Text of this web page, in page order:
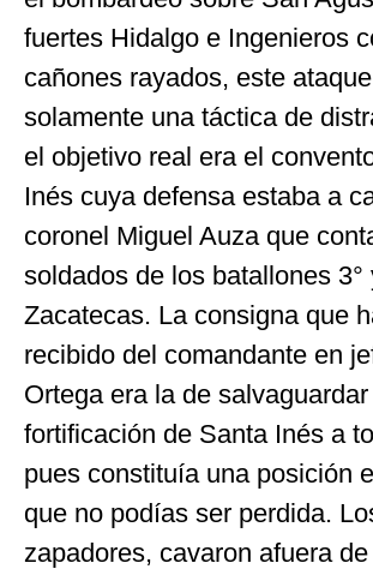
fuertes Hidalgo e Ingenieros
cañones rayados, este
solamente una táctica de
el objetivo real era el
Inés cuya defensa estaba a
coronel Miguel Auza que
soldados de los batallones 3°
Zacatecas. La consigna que
recibido del comandante en
Ortega era la de
fortificación de Santa Inés a
pues constituía una posición
que no podías ser perdida.
zapadores, cavaron afuera